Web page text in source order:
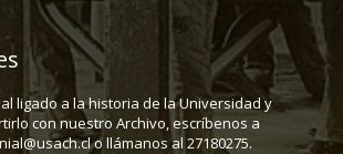
ligado a la historia de la Universidad y
con nuestro Archivo, escríbenos a
o llámanos al 27180275.